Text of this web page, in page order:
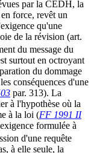
par la CEDH, la
force, revêt un
qu'une
de la révision (art.
du message du
surtout en octroyant
du dommage
conséquences d'une
par. 313). La
à l'hypothèse où la
à la loi (FF 1991 II
formulée à
d'une requête
à elle seule, la